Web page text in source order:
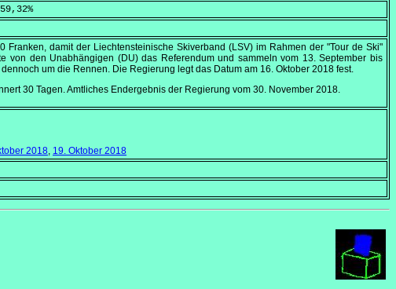
%
damit der Liechtensteinische Skiverband (LSV) im Rahmen der "Tour de Ski"
von den Unabhängigen (DU) das Referendum und sammeln vom 13. September bis
dennoch um die Rennen. Die Regierung legt das Datum am 16. Oktober 2018 fest.
30 Tagen. Amtliches Endergebnis der Regierung vom 30. November 2018.
2018, 19. Oktober 2018